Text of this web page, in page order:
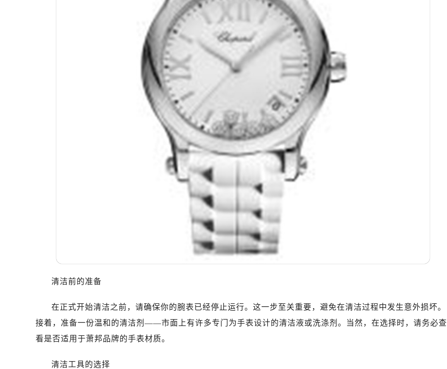
清洁前的准备
在正式开始清洁之前，请确保你的腕表已经停止运行。这一步至关重要，避免在清洁过程中发生意外损坏。
接着，准备一份温和的清洁剂——市面上有许多专门为手表设计的清洁液或洗涤剂。当然，在选择时，请务必查
看是否适用于萧邦品牌的手表材质。
清洁工具的选择